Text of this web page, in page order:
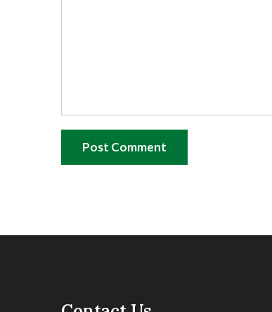
Post Comment